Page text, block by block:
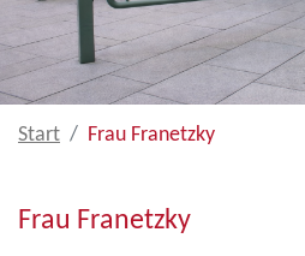
Start Frau Franetzky
Frau Franetzky